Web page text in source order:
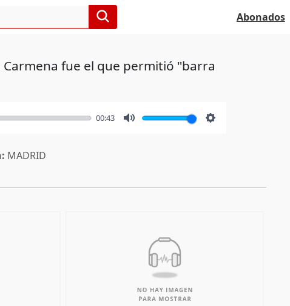
Abonados
fue el que permitió "barra
00:43
MADRID